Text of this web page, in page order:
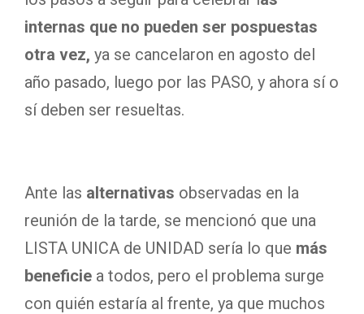
internas que no pueden ser pospuestas
otra vez, ya se cancelaron en agosto del
año pasado, luego por las PASO, y ahora sí o
sí deben ser resueltas.
Ante las alternativas observadas en la
reunión de la tarde, se mencionó que una
LISTA UNICA de UNIDAD sería lo que más
beneficie a todos, pero el problema surge
con quién estaría al frente, ya que muchos